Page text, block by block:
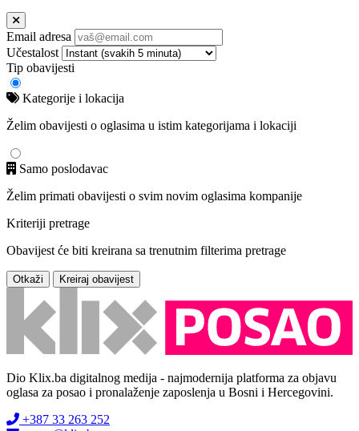
Email adresa
Učestalost
Tip obavijesti
Kategorije i lokacija
Želim obavijesti o oglasima u istim kategorijama i lokaciji
Samo poslodavac
Želim primati obavijesti o svim novim oglasima kompanije
Kriteriji pretrage
Obavijest će biti kreirana sa trenutnim filterima pretrage
Otkaži Kreiraj obavijest
Dio Klix.ba digitalnog medija - najmodernija platforma za objavu
oglasa za posao i pronalaženje zaposlenja u Bosni i Hercegovini.
+387 33 263 252